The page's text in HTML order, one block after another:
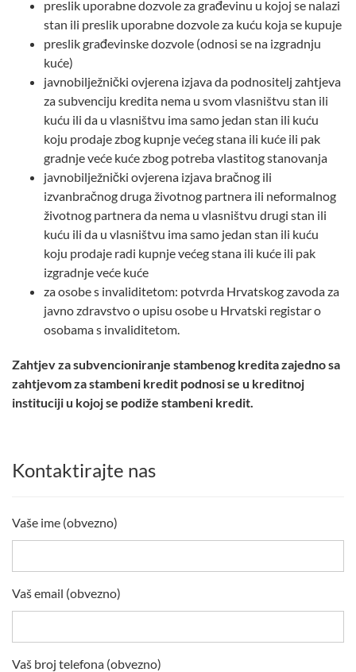
preslik uporabne dozvole za građevinu u kojoj se nalazi
stan ili preslik uporabne dozvole za kuću koja se kupuje
preslik građevinske dozvole (odnosi se na izgradnju
kuće)
javnobilježnički ovjerena izjava da podnositelj zahtjeva
za subvenciju kredita nema u svom vlasništvu stan ili
kuću ili da u vlasništvu ima samo jedan stan ili kuću
koju prodaje zbog kupnje većeg stana ili kuće ili pak
gradnje veće kuće zbog potreba vlastitog stanovanja
javnobilježnički ovjerena izjava bračnog ili
izvanbračnog druga životnog partnera ili neformalnog
životnog partnera da nema u vlasništvu drugi stan ili
kuću ili da u vlasništvu ima samo jedan stan ili kuću
koju prodaje radi kupnje većeg stana ili kuće ili pak
izgradnje veće kuće
za osobe s invaliditetom: potvrda Hrvatskog zavoda za
javno zdravstvo o upisu osobe u Hrvatski registar o
osobama s invaliditetom.
Zahtjev za subvencioniranje stambenog kredita zajedno sa
zahtjevom za stambeni kredit podnosi se u kreditnoj
instituciji u kojoj se podiže stambeni kredit.
Kontaktirajte nas
Vaše ime (obvezno)
Vaš email (obvezno)
Vaš broj telefona (obvezno)